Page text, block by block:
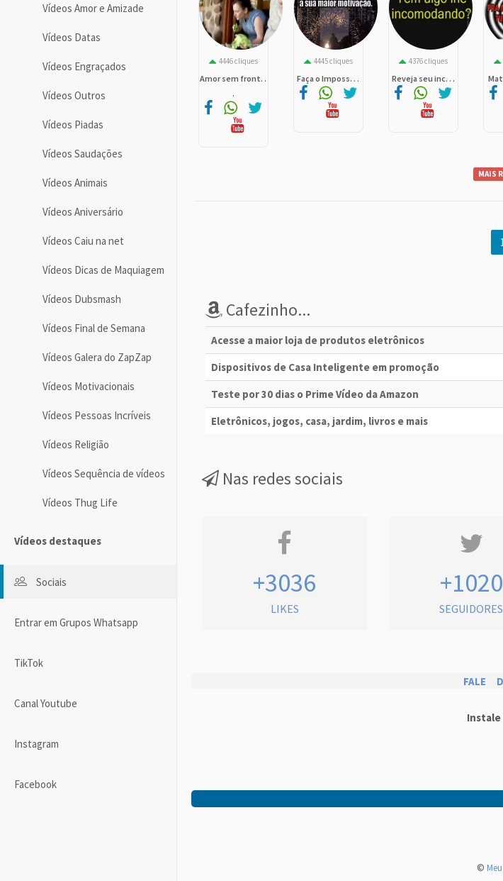
Vídeos Amor e Amizade
Vídeos Datas
Vídeos Engraçados
Vídeos Outros
Vídeos Piadas
Vídeos Saudações
Vídeos Animais
Vídeos Aniversário
Vídeos Caiu na net
Vídeos Dicas de Maquiagem
Vídeos Dubsmash
Vídeos Final de Semana
Vídeos Galera do ZapZap
Vídeos Motivacionais
Vídeos Pessoas Incríveis
Vídeos Religião
Vídeos Sequência de vídeos
Vídeos Thug Life
Vídeos destaques
Sociais
Entrar em Grupos Whatsapp
TikTok
Canal Youtube
Instagram
Facebook
4446 cliques
Amor sem front. .
.
4445 cliques
Faça o Imposs. . .
4376 cliques
Reveja seu inc. . .
MAIS
Cafezinho...
Acesse a maior loja de produtos eletrônicos
Dispositivos de Casa Inteligente em promoção
Teste por 30 dias o Prime Vídeo da Amazon
Eletrônicos, jogos, casa, jardim, livros e mais
Nas redes sociais
+3036
LIKES
+1020
SEGUIDORES
FALE
Instale
©